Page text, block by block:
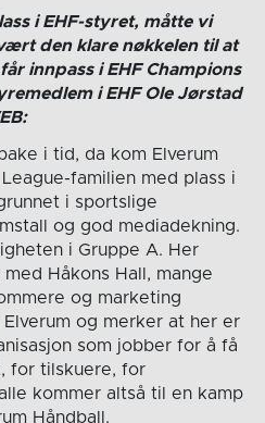
i EHF-styret, måtte vi
den klare nøkkelen til at
innpass i EHF Champions
i EHF Ole Jørstad
i tid, da kom Elverum
familien med plass i
i sportslige
og god mediadekning.
i Gruppe A. Her
Håkons Hall, mange
og marketing
og merker at her er
som jobber for å få
for tilskuere, for
kommer altså til en kamp
Håndball.